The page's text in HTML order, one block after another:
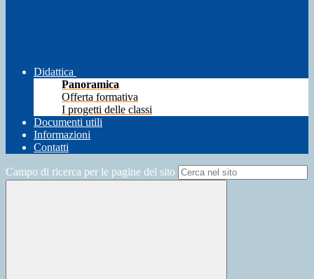
Didattica
Panoramica
Offerta formativa
I progetti delle classi
Documenti utili
Informazioni
Contatti
Campo di ricerca per le pagine del sito